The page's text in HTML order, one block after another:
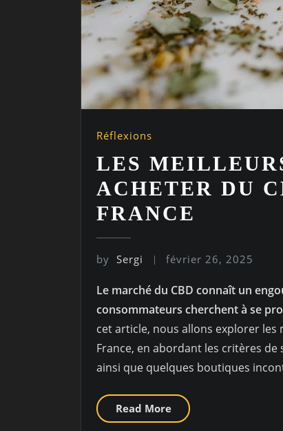
Réflexions
LES
ACHETER DU
FRANCE
by Sergi février 26, 2025
Le marché du CBD connaît un
consommateurs cherchent à se
cet article, nous allons explorer les
France, en abordant les critères
ainsi que quelques boutiques
Read More